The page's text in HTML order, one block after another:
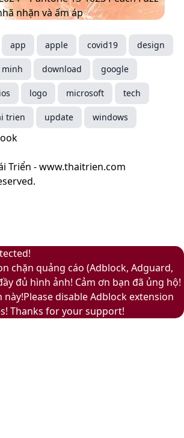
nhặn và ấm áp
app apple covid19 design
minh download google
ios logo microsoft tech
trien update windows
Triển - www.thaitrien.com
chặn quảng cáo (Adblock, Adguard,
đủ hình ảnh! Cảm ơn bạn đã ủng hộ!
disable Adblock extension
Thanks for your support!